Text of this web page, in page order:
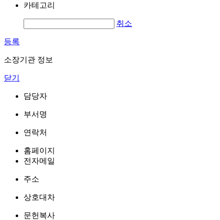
카테고리
취소
등록
소장기관 정보
닫기
담당자
부서명
연락처
홈페이지
전자메일
주소
상호대차
문헌복사